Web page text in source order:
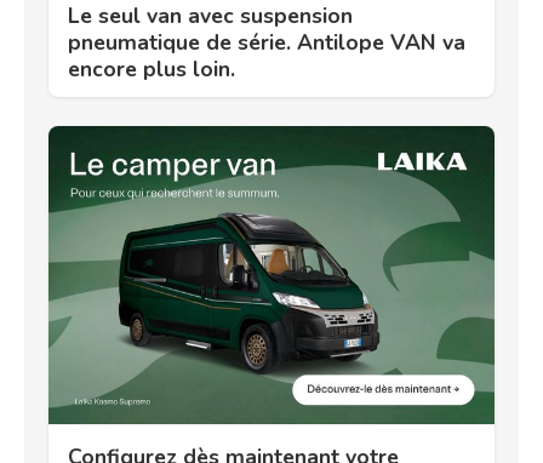
Le seul van avec suspension
pneumatique de série. Antilope VAN va
encore plus loin.
Configurez dès maintenant votre